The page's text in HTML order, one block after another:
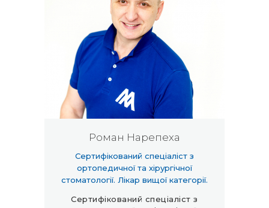
Роман Нарепеха
Сертифікований спеціаліст з
ортопедичної та хірургічної
стоматології. Лікар вищої категорії.
Сертифікований спеціаліст з